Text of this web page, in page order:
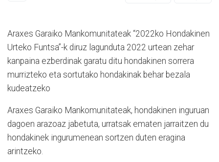
Araxes Garaiko Mankomunitateak “2022ko Hondakinen
Urteko Funtsa”-k diruz lagunduta 2022 urtean zehar
kanpaina ezberdinak garatu ditu hondakinen sorrera
murrizteko eta sortutako hondakinak behar bezala
kudeatzeko
Araxes Garaiko Mankomunitateak, hondakinen inguruan
dagoen arazoaz jabetuta, urratsak ematen jarraitzen du
hondakinek ingurumenean sortzen duten eragina
arintzeko.